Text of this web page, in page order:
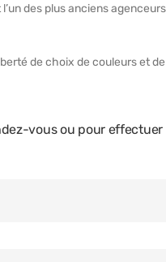
l’un des plus anciens
de choix de couleurs et
vous ou pour effectuer